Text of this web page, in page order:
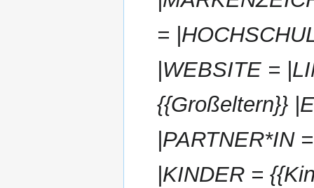
=
|WEBSITE =
{{Großeltern}}
|PARTNER*IN
|KINDER =